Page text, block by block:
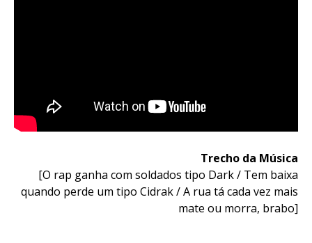
Trecho da Música
[O rap ganha com soldados tipo Dark / Tem baixa
quando perde um tipo Cidrak / A rua tá cada vez mais
mate ou morra, brabo]